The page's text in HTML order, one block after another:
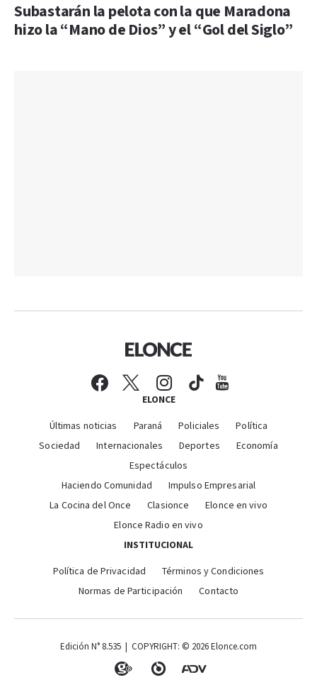
Subastarán la pelota con la que Maradona
hizo la “Mano de Dios” y el “Gol del Siglo”
ELONCE
Últimas noticias Paraná Policiales
Política
Sociedad
Internacionales Deportes
Economía
Espectáculos
Haciendo Comunidad
Impulso Empresarial
La Cocina del Once
Clasionce
Elonce en vivo
Elonce Radio en vivo
INSTITUCIONAL
Política de Privacidad
Términos y Condiciones
Normas de Participación
Contacto
Edición N° 8.535 | COPYRIGHT: © 2026 Elonce.com